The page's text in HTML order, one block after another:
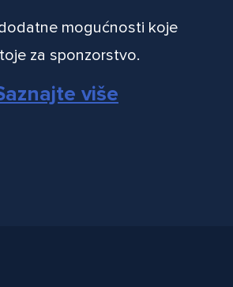
mogućnosti koje
za sponzorstvo.
više